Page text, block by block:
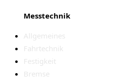
Messtechnik
Allgemeines
Fahrtechnik
Festigkeit
Bremse